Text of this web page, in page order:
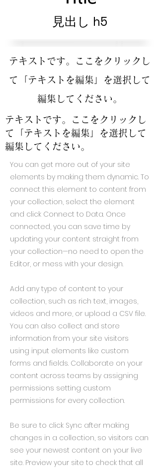
見出し h5
テキストです。ここをクリックし
て「テキストを編集」を選択して
編集してください。
テキストです。ここをクリックし
て「テキストを編集」を選択して
編集してください。
You can get more out of your site
elements by making them dynamic. To
connect this element to content from
your collection, select the element
and click Connect to Data. Once
connected, you can save time by
updating your content straight from
your collection—no need to open the
Editor, or mess with your design.
Add any type of content to your
collection, such as rich text, images,
videos and more, or upload a CSV file.
You can also collect and store
information from your site visitors
using input elements like custom
forms and fields. Collaborate on your
content across teams by assigning
permissions setting custom
permissions for every collection.
Be sure to click Sync after making
changes in a collection, so visitors can
see your newest content on your live
site. Preview your site to check that all